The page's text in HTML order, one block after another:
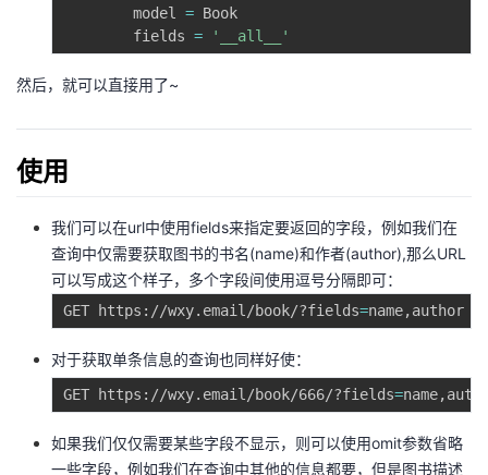
的
程
我
认
证
的
实
我
的
技
支
的
声
议
        model
= Book
        fields
= '__all__'
然后，就可以直接用了~
使用
我们可以在url中使用fields来指定要返回的字段，例如我们在
查询中仅需要获取图书的书名(name)和作者(author),那么URL
可以写成这个样子，多个字段间使用逗号分隔即可：
GET https://wxy.email/book/?fields=
对于获取单条信息的查询也同样好使：
GET https://wxy.email/book/666/?fields=
如果我们仅仅需要某些字段不显示，则可以使用omit参数省略
一些字段，例如我们在查询中其他的信息都要，但是图书描述